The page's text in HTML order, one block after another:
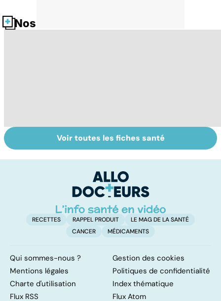
Nos fiches santé
Violences
sexuelles :
Faire du sport à
domicile, c'est
Voir toutes les fiches santé
RECETTES RAPPEL PRODUIT
LE MAG DE LA SANTÉ
CANCER
MÉDICAMENTS
Qui sommes-nous ?
Gestion des cookies
Mentions légales
Politiques de confidentialité
Charte d'utilisation
Index thématique
Flux RSS
Flux Atom